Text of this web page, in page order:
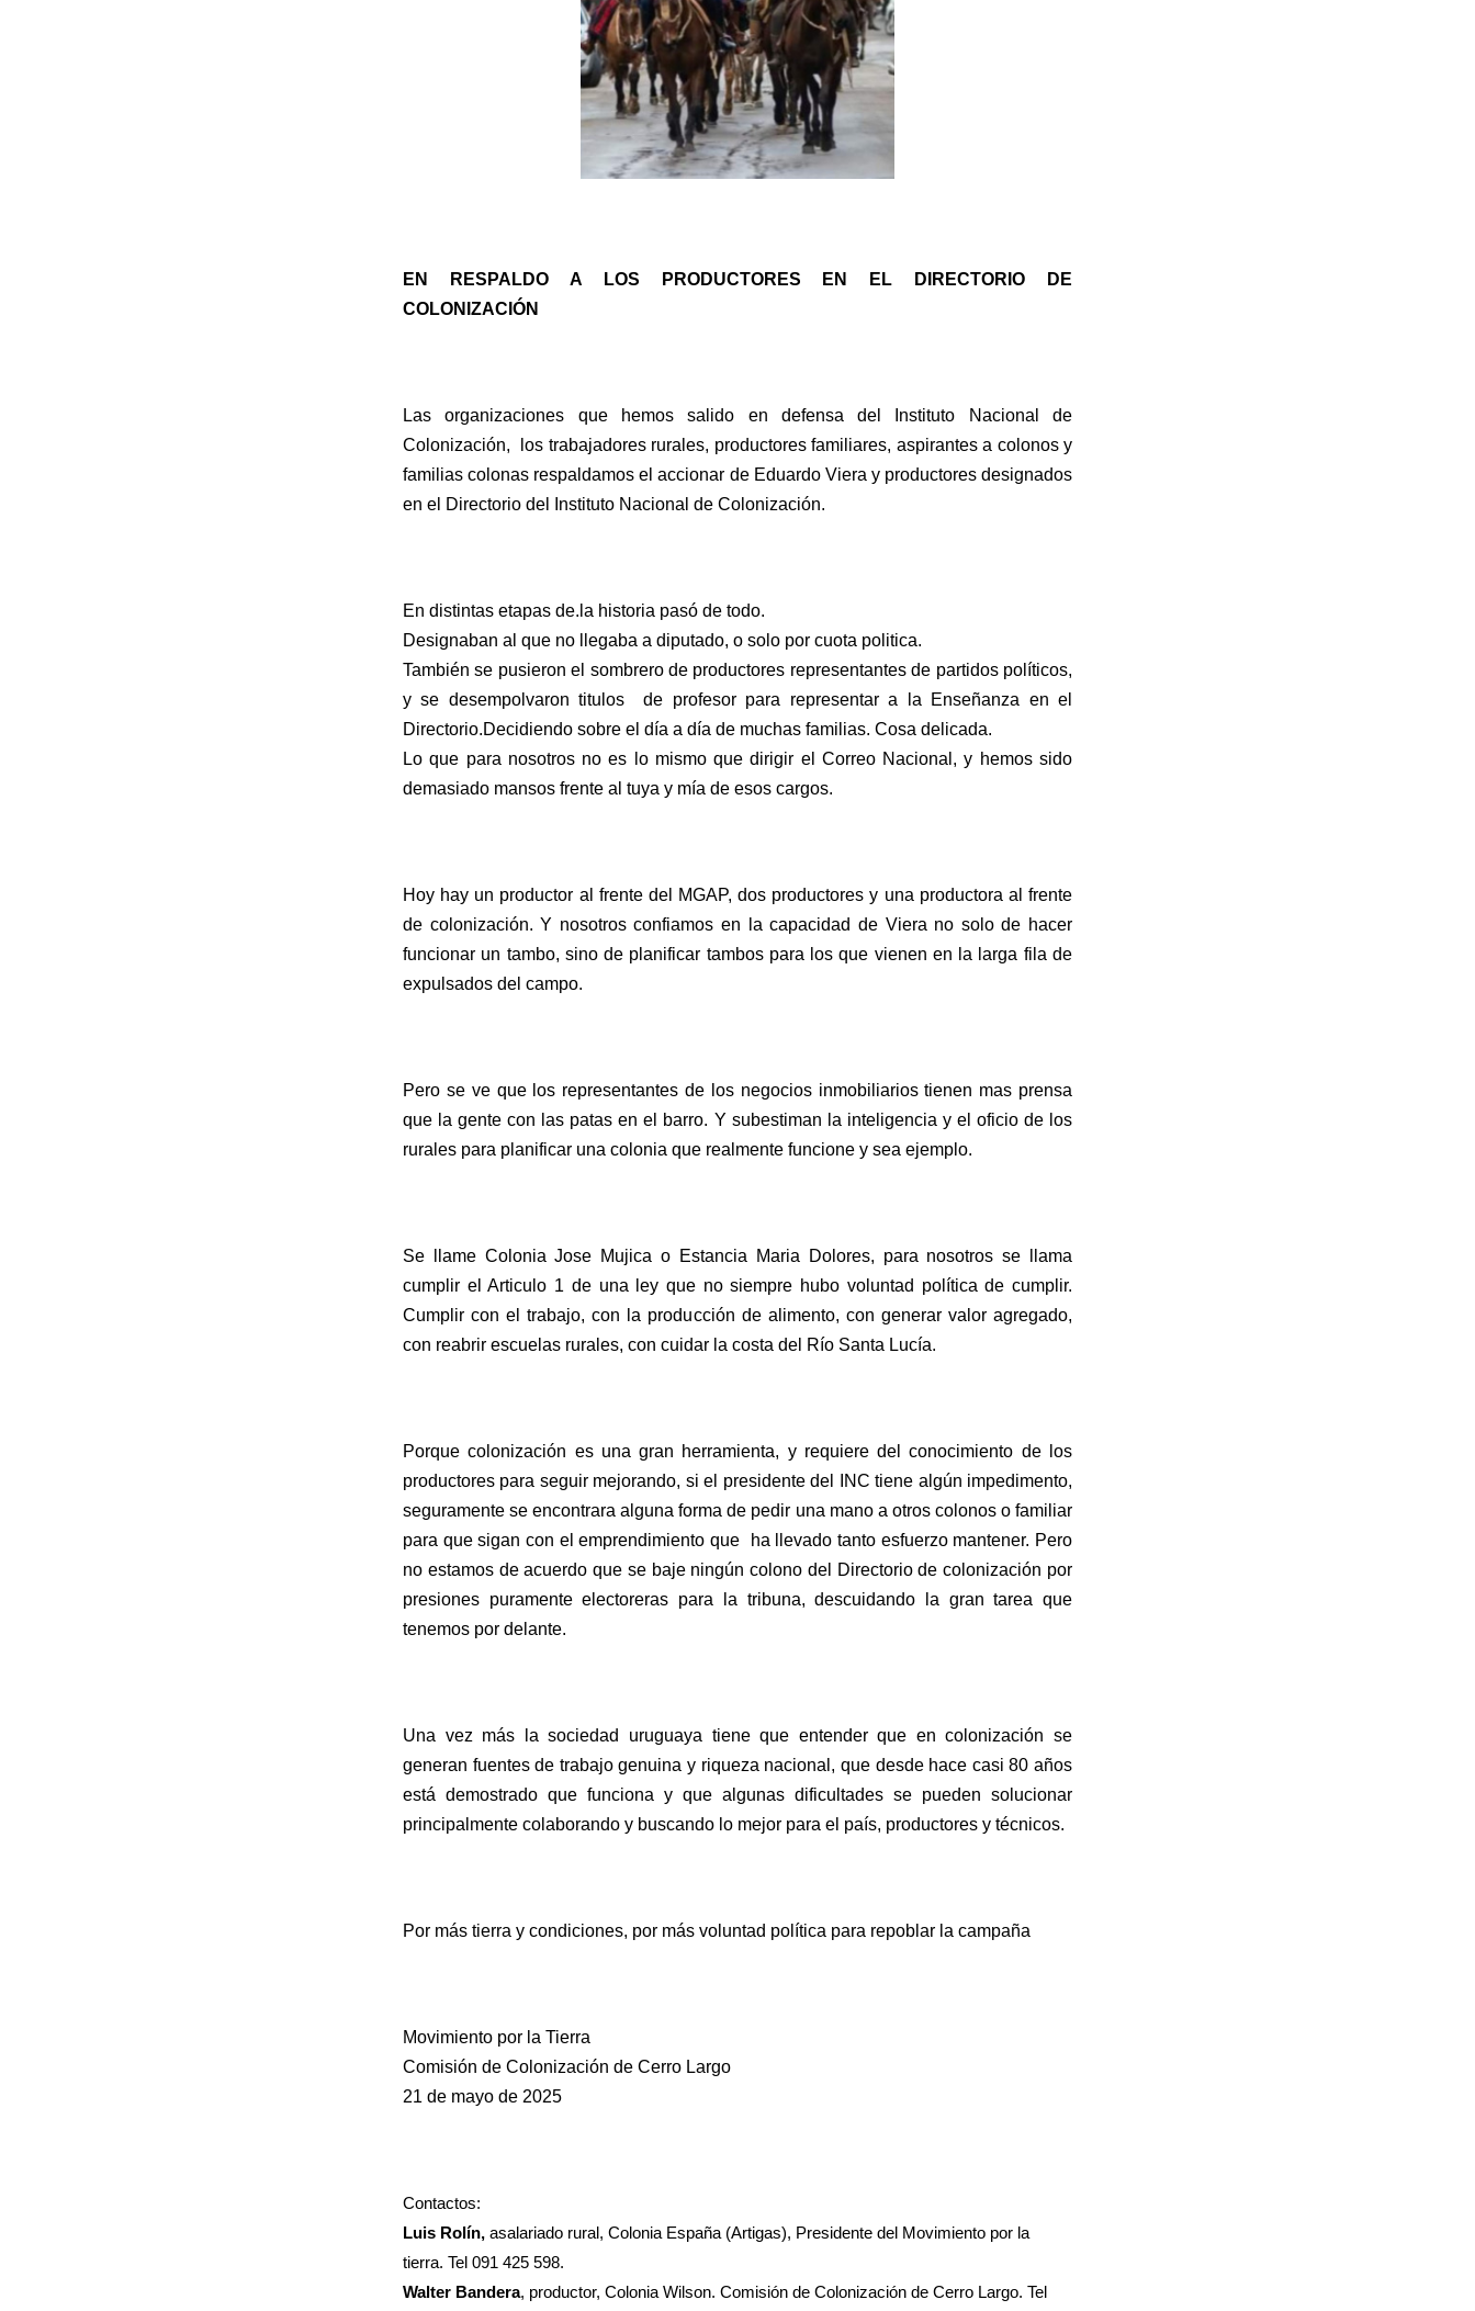
EN RESPALDO A LOS PRODUCTORES EN EL DIRECTORIO DE
COLONIZACIÓN
Las organizaciones que hemos salido en defensa del Instituto Nacional de
Colonización,  los trabajadores rurales, productores familiares, aspirantes a colonos y
familias colonas respaldamos el accionar de Eduardo Viera y productores designados
en el Directorio del Instituto Nacional de Colonización.
En distintas etapas de.la historia pasó de todo.
Designaban al que no llegaba a diputado, o solo por cuota politica.
También se pusieron el sombrero de productores representantes de partidos políticos,
y se desempolvaron titulos  de profesor para representar a la Enseñanza en el
Directorio.Decidiendo sobre el día a día de muchas familias. Cosa delicada.
Lo que para nosotros no es lo mismo que dirigir el Correo Nacional, y hemos sido
demasiado mansos frente al tuya y mía de esos cargos.
Hoy hay un productor al frente del MGAP, dos productores y una productora al frente
de colonización. Y nosotros confiamos en la capacidad de Viera no solo de hacer
funcionar un tambo, sino de planificar tambos para los que vienen en la larga fila de
expulsados del campo.
Pero se ve que los representantes de los negocios inmobiliarios tienen mas prensa
que la gente con las patas en el barro. Y subestiman la inteligencia y el oficio de los
rurales para planificar una colonia que realmente funcione y sea ejemplo.
Se llame Colonia Jose Mujica o Estancia Maria Dolores, para nosotros se llama
cumplir el Articulo 1 de una ley que no siempre hubo voluntad política de cumplir.
Cumplir con el trabajo, con la producción de alimento, con generar valor agregado,
con reabrir escuelas rurales, con cuidar la costa del Río Santa Lucía.
Porque colonización es una gran herramienta, y requiere del conocimiento de los
productores para seguir mejorando, si el presidente del INC tiene algún impedimento,
seguramente se encontrara alguna forma de pedir una mano a otros colonos o familiar
para que sigan con el emprendimiento que  ha llevado tanto esfuerzo mantener. Pero
no estamos de acuerdo que se baje ningún colono del Directorio de colonización por
presiones puramente electoreras para la tribuna, descuidando la gran tarea que
tenemos por delante.
Una vez más la sociedad uruguaya tiene que entender que en colonización se
generan fuentes de trabajo genuina y riqueza nacional, que desde hace casi 80 años
está demostrado que funciona y que algunas dificultades se pueden solucionar
principalmente colaborando y buscando lo mejor para el país, productores y técnicos.
Por más tierra y condiciones, por más voluntad política para repoblar la campaña
Movimiento por la Tierra
Comisión de Colonización de Cerro Largo
21 de mayo de 2025
Contactos:
Luis Rolín, asalariado rural, Colonia España (Artigas), Presidente del Movimiento por la
tierra. Tel 091 425 598.
Walter Bandera, productor, Colonia Wilson. Comisión de Colonización de Cerro Largo. Tel